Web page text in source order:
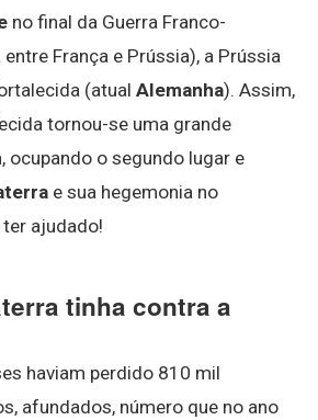
no final da Guerra Franco-
França e Prússia), a Prússia
(atual Alemanha). Assim,
tornou-se uma grande
ocupando o segundo lugar e
e sua hegemonia no
ajudado!
tinha contra a
haviam perdido 810 mil
afundados, número que no ano